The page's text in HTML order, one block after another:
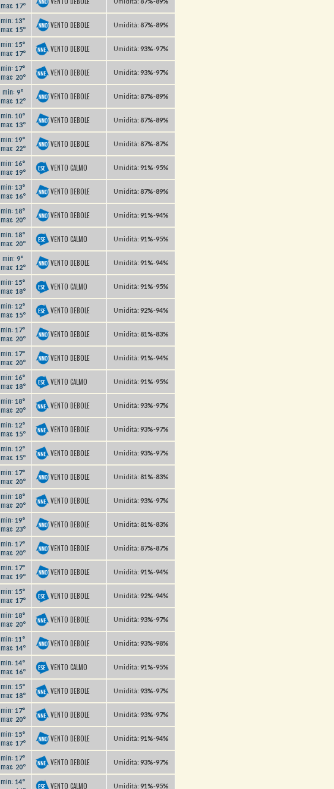
max: 17°
min: 13°
max: 15° VENTO DEBOLE Umidità: 87%-89%
min: 15°
max: 17° VENTO DEBOLE Umidità: 93%-97%
min: 17°
max: 20° VENTO DEBOLE Umidità: 93%-97%
min: 9°
max: 12° VENTO DEBOLE Umidità: 87%-89%
min: 10°
max: 13° VENTO DEBOLE Umidità: 87%-89%
min: 19°
max: 22° VENTO DEBOLE Umidità: 87%-87%
min: 16°
max: 19° VENTO CALMO Umidità: 91%-95%
min: 13°
max: 16° VENTO DEBOLE Umidità: 87%-89%
min: 18°
max: 20° VENTO DEBOLE Umidità: 91%-94%
min: 18°
max: 20° VENTO CALMO Umidità: 91%-95%
min: 9°
max: 12° VENTO DEBOLE Umidità: 91%-94%
min: 15°
max: 18° VENTO CALMO Umidità: 91%-95%
min: 12°
max: 15° VENTO DEBOLE Umidità: 92%-94%
min: 17°
max: 20° VENTO DEBOLE Umidità: 81%-83%
min: 17°
max: 20° VENTO DEBOLE Umidità: 91%-94%
min: 16°
max: 18° VENTO CALMO Umidità: 91%-95%
min: 18°
max: 20° VENTO DEBOLE Umidità: 93%-97%
min: 12°
max: 15° VENTO DEBOLE Umidità: 93%-97%
min: 12°
max: 15° VENTO DEBOLE Umidità: 93%-97%
min: 17°
max: 20° VENTO DEBOLE Umidità: 81%-83%
min: 18°
max: 20° VENTO DEBOLE Umidità: 93%-97%
min: 19°
max: 23° VENTO DEBOLE Umidità: 81%-83%
min: 17°
max: 20° VENTO DEBOLE Umidità: 87%-87%
min: 17°
max: 19° VENTO DEBOLE Umidità: 91%-94%
min: 15°
max: 17° VENTO DEBOLE Umidità: 92%-94%
min: 18°
max: 20° VENTO DEBOLE Umidità: 93%-97%
min: 11°
max: 14° VENTO DEBOLE Umidità: 93%-98%
min: 14°
max: 16° VENTO CALMO Umidità: 91%-95%
min: 15°
max: 18° VENTO DEBOLE Umidità: 93%-97%
min: 17°
max: 20° VENTO DEBOLE Umidità: 93%-97%
min: 15°
max: 17° VENTO DEBOLE Umidità: 91%-94%
min: 17°
max: 20° VENTO DEBOLE Umidità: 93%-97%
min: 14° VENTO CALMO Umidità: 91%-95%